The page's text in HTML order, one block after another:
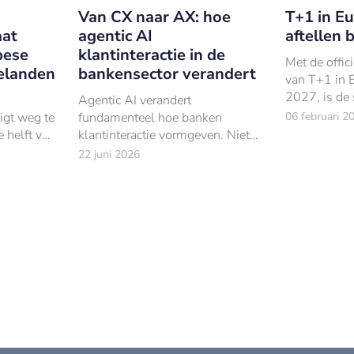
weg te
helft van
Van CX naar AX: hoe
agentic AI
klantinteractie in de
bankensector verandert
Agentic AI verandert
fundamenteel hoe banken
klantinteractie vormgeven. Niet
méér autonomie, maar de juiste
22 juni 2026
T+1 in
aftellen
Met de
van T+1 in
2027, is de
belangrijke
06 februari